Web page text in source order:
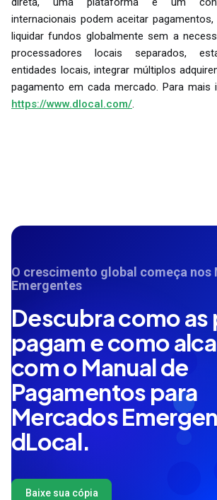
internacionais podem aceitar
liquidar fundos globalmente sem a
processadores locais separados,
entidades locais, integrar múltiplos
pagamento em cada mercado. Para mais
https://www.dlocal.com/.
O crescimento global começa nos
Emergentes
Descubra como as
pagam e como
com o Manual de
Pagamentos para
Mercados
dLocal.
Baixe sua cópia